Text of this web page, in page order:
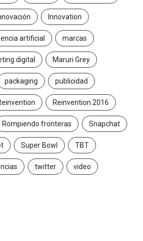
Innovation
artificial marcas
digital Maruri Grey
packaging publicidad
Reinvention 2016
Rompiendo fronteras Snapchat
Super Bowl TBT
twitter video